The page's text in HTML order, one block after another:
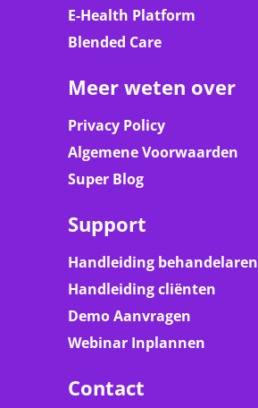
E-Health Platform
Blended Care
Meer weten over
Privacy Policy
Algemene Voorwaarden
Super Blog
Support
Handleiding behandelaren
Handleiding cliënten
Demo Aanvragen
Webinar Inplannen
Contact